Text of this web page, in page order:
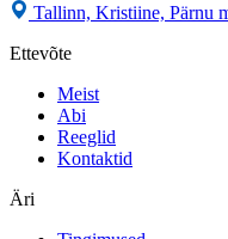
Tallinn, Kristiine, Pärnu
Ettevõte
Meist
Abi
Reeglid
Kontaktid
Äri